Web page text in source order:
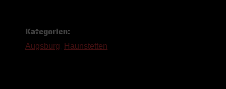
Kategorien:
Augsburg Haunstetten